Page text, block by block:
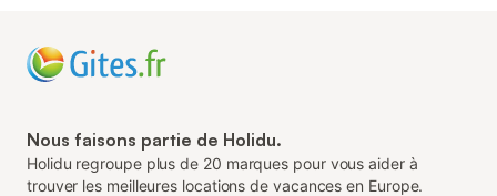
Nous faisons partie de Holidu.
Holidu regroupe plus de 20 marques pour vous aider à
trouver les meilleures locations de vacances en Europe.